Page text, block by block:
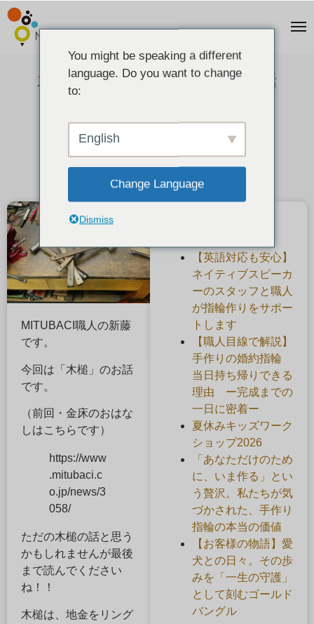
木槌・彫金につかう道具のお話
MITUBACI職人の新藤
です。
今回は「木槌」のお話
です。
（前回・金床のおはな
しはこちらです）
https://www
.mitubaci.c
o.jp/news/3
058/
ただの木槌の話と思う
かもしれませんが最後
まで読んでください
ね！！
木槌は、地金をリング
【英語対応も安心】
ネイティブスピーカ
ーのスタッフと職人
が指輪作りをサポー
トします
【職人目線で解説】
手作りの婚約指輪
当日持ち帰りできる
理由 ー完成までの
一日に密着ー
夏休みキッズワーク
ショップ2026
「あなただけのため
に、いま作る」とい
う贅沢。私たちが気
づかされた、手作り
指輪の本当の価値
【お客様の物語】愛
犬との日々。その歩
みを「一生の守護」
として刻むゴールド
バングル
You might be speaking a different
language. Do you want to change
to:
English
Change Language
Dismiss